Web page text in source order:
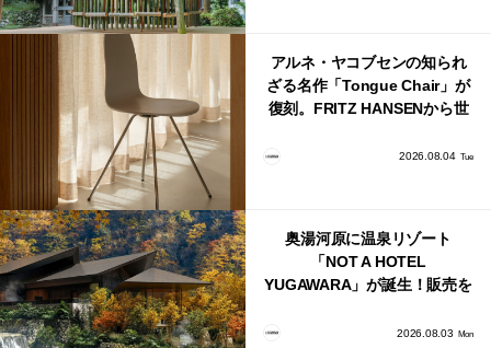
アルネ・ヤコブセンの知られ
ざる名作「Tongue Chair」が
復刻。FRITZ HANSENから世
2026.08.04 Tue
奥湯河原に温泉リゾート
「NOT A HOTEL
YUGAWARA」が誕生！販売を
2026.08.03 Mon